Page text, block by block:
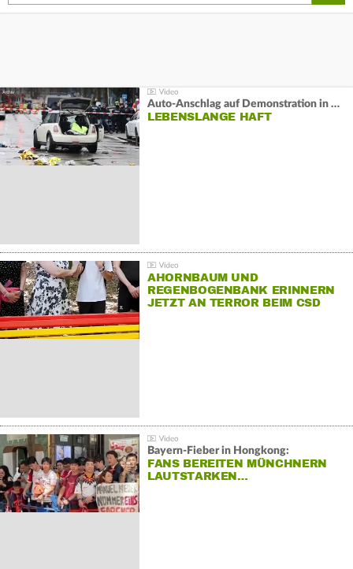
Auto-Anschlag auf Demonstration in München:
LEBENSLANGE HAFT
AHORNBAUM UND
REGENBOGENBANK ERINNERN
JETZT AN TERROR BEIM CSD
Bayern-Fieber in Hongkong:
FANS BEREITEN MÜNCHNERN
LAUTSTARKEN…